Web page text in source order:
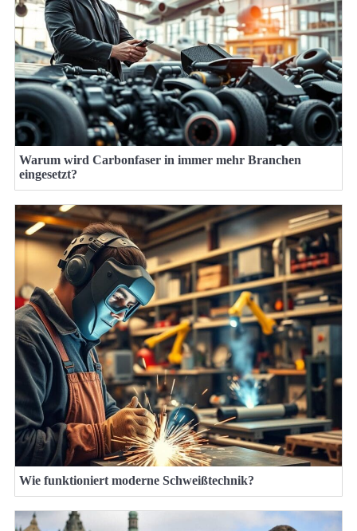
Warum wird Carbonfaser in immer mehr Branchen
eingesetzt?
Wie funktioniert moderne Schweißtechnik?